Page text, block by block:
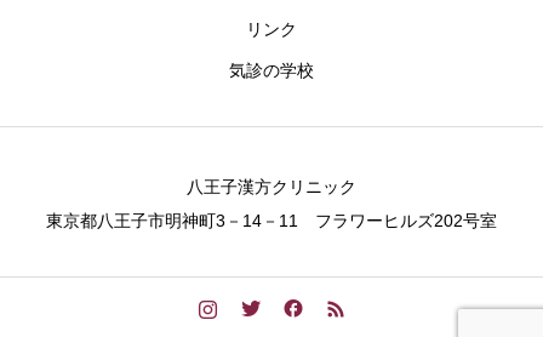
リンク
気診の学校
八王子漢方クリニック
東京都八王子市明神町3－14－11 フラワーヒルズ202号室